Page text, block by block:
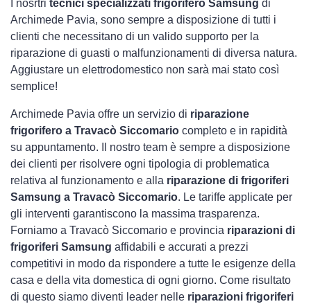
I nosrtri tecnici specializzati frigorifero Samsung di
Archimede Pavia, sono sempre a disposizione di tutti i
clienti che necessitano di un valido supporto per la
riparazione di guasti o malfunzionamenti di diversa natura.
Aggiustare un elettrodomestico non sarà mai stato così
semplice!
Archimede Pavia offre un servizio di riparazione
frigorifero a Travacò Siccomario completo e in rapidità
su appuntamento. Il nostro team è sempre a disposizione
dei clienti per risolvere ogni tipologia di problematica
relativa al funzionamento e alla riparazione di frigoriferi
Samsung a Travacò Siccomario. Le tariffe applicate per
gli interventi garantiscono la massima trasparenza.
Forniamo a Travacò Siccomario e provincia riparazioni di
frigoriferi Samsung affidabili e accurati a prezzi
competitivi in modo da rispondere a tutte le esigenze della
casa e della vita domestica di ogni giorno. Come risultato
di questo siamo diventi leader nelle riparazioni frigoriferi